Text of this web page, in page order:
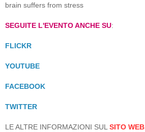
brain suffers from stress
SEGUITE L'EVENTO ANCHE SU:
FLICKR
YOUTUBE
FACEBOOK
TWITTER
LE ALTRE INFORMAZIONI SULSITO WEB